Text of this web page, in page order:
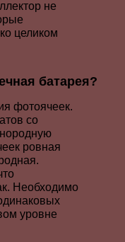
не
целиком
батарея?
фотоячеек.
со
ровная
Необходимо
уровне